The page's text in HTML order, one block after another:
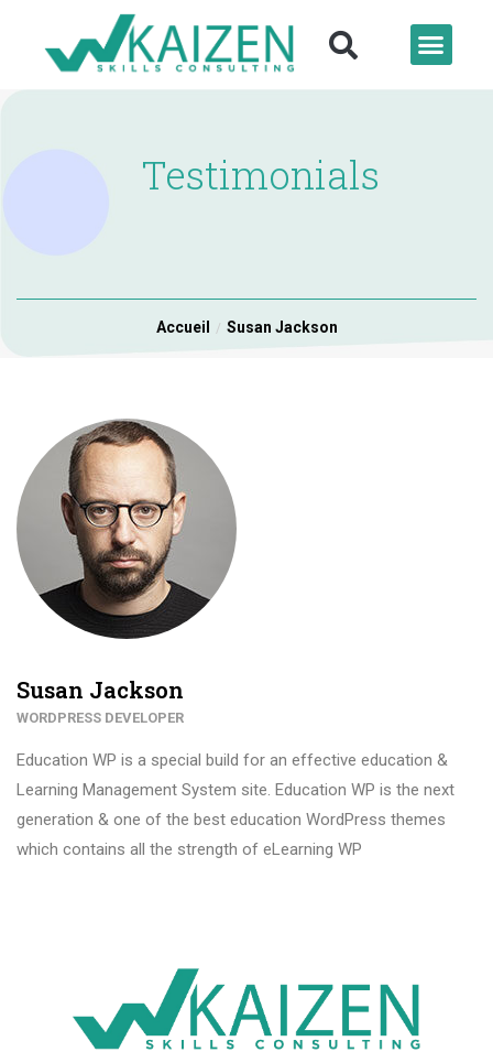
Testimonials
Accueil Susan Jackson
Susan Jackson
WORDPRESS DEVELOPER
Education WP is a special build for an effective education &
Learning Management System site. Education WP is the next
generation & one of the best education WordPress themes
which contains all the strength of eLearning WP